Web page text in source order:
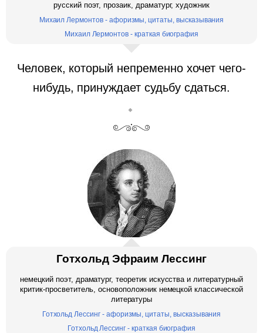
русский поэт, прозаик, драматург, художник
Михаил Лермонтов - афоризмы, цитаты, высказывания
Михаил Лермонтов - краткая биография
Человек, который непременно хочет чего-
нибудь, принуждает судьбу сдаться.
Готхольд Эфраим Лессинг
немецкий поэт, драматург, теоретик искусства и литературный
критик-просветитель, основоположник немецкой классической
литературы
Готхольд Лессинг - афоризмы, цитаты, высказывания
Готхольд Лессинг - краткая биография